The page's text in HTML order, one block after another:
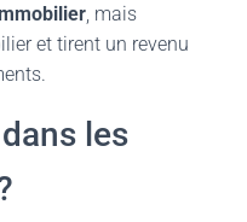
, mais
et tirent un revenu
les